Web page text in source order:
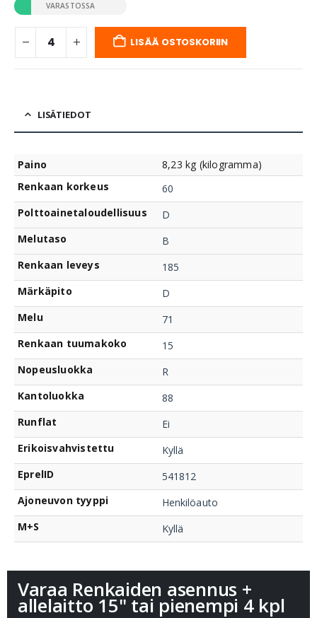
VARASTOSSA
LISÄÄ OSTOSKORIIN
LISÄTIEDOT
Paino
8,23 kg (kilogramma)
Renkaan korkeus
60
Polttoainetaloudellisuus
D
Melutaso
B
Renkaan leveys
185
Märkäpito
D
Melu
71
Renkaan tuumakoko
15
Nopeusluokka
R
Kantoluokka
88
Runflat
Ei
Erikoisvahvistettu
Kyllä
EprelID
541812
Ajoneuvon tyyppi
Henkilöauto
M+S
Kyllä
Varaa Renkaiden asennus +
allelaitto 15" tai pienempi 4 kpl